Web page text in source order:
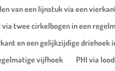
van een lijnstuk via een
via twee cirkelbogen in een
en een gelijkzijdige driehoek
vijfhoek
PHI via